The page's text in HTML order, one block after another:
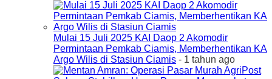
Mulai 15 Juli 2025 KAI Daop 2 Akomodir
Permintaan Pemkab Ciamis, Memberhentikan KA
Argo Wilis di Stasiun Ciamis - 1 tahun ago